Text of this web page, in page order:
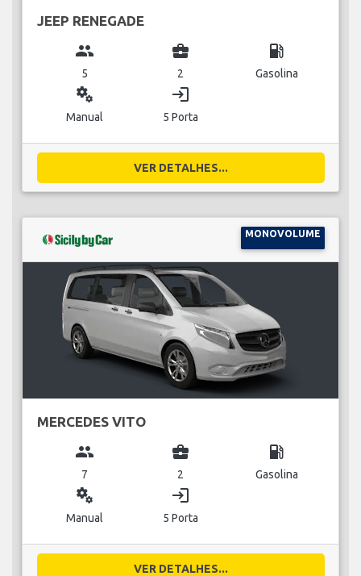
JEEP RENEGADE
group
5
business_center
2
local_gas_station
Gasolina
miscellaneous_services
Manual
login
5 Porta
VER DETALHES...
MONOVOLUME
MERCEDES VITO
group
7
business_center
2
local_gas_station
Gasolina
miscellaneous_services
Manual
login
5 Porta
VER DETALHES...